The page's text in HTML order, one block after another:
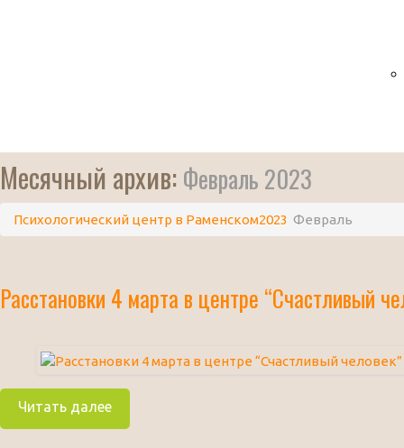
Месячный архив: Февраль 2023
Психологический центр в Раменском2023 Февраль
Расстановки 4 марта в центре “Счастливый
Читать далее